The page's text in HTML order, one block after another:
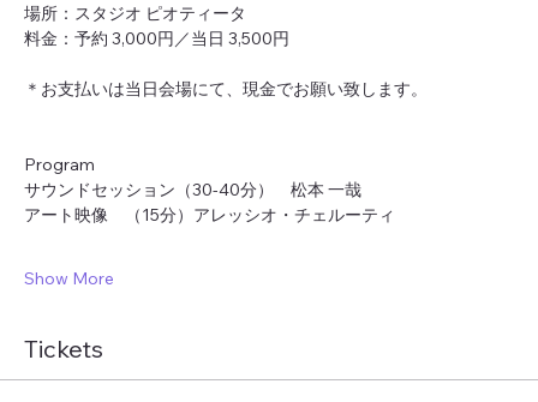
場所：スタジオ ピオティータ
料金：予約 3,000円／当日 3,500円
＊お支払いは当日会場にて、現金でお願い致します。
Program
サウンドセッション（30-40分）　松本 一哉
アート映像　（15分）アレッシオ・チェルーティ
Show More
Tickets